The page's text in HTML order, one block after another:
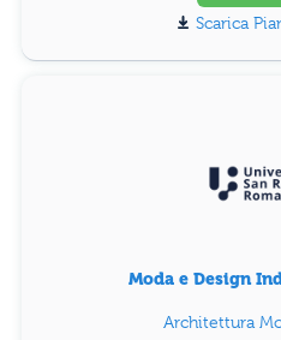
Moda e Design
Architettura